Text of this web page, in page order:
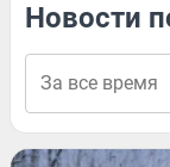
Новости